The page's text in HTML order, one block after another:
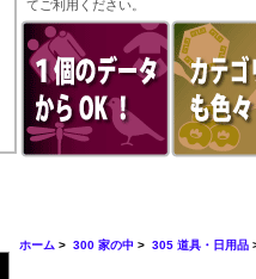
てご利用ください。
ホーム >300 家の中 >305 道具・日用品